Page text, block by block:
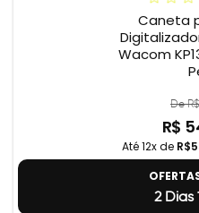
Caneta
Wacom
De
R$
Até 12x de
2 Dias